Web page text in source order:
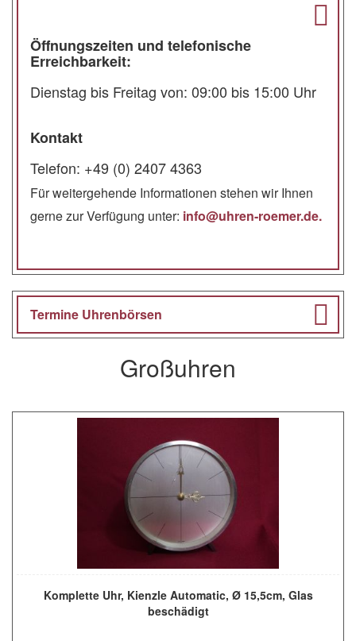
Öffnungszeiten und telefonische
Erreichbarkeit:
Dienstag bis Freitag von: 09:00 bis 15:00 Uhr
Kontakt
Telefon: +49 (0) 2407 4363
Für weitergehende Informationen stehen wir Ihnen
gerne zur Verfügung unter: info@uhren-roemer.de.
Termine Uhrenbörsen
Großuhren
Komplette Uhr, Kienzle Automatic, Ø 15,5cm, Glas
beschädigt